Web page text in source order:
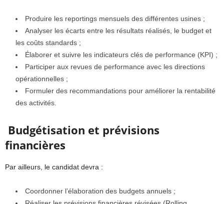
Produire les reportings mensuels des différentes usines ;
Analyser les écarts entre les résultats réalisés, le budget et
les coûts standards ;
Élaborer et suivre les indicateurs clés de performance (KPI) ;
Participer aux revues de performance avec les directions
opérationnelles ;
Formuler des recommandations pour améliorer la rentabilité
des activités.
Budgétisation et prévisions
financières
Par ailleurs, le candidat devra :
Coordonner l’élaboration des budgets annuels ;